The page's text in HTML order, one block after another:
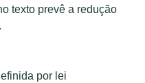
texto prevê a redução
por lei